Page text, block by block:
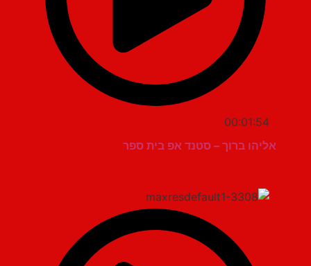
00:01:54
אליהו ברוך – סטנד אפ בית ספר